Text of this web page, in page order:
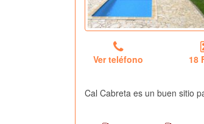
Ver teléfono 18
Cal Cabreta es un buen sitio